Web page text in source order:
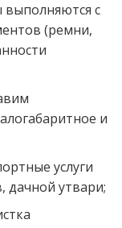
выполняются с
(ремни,
и
услуги
дачной утвари;